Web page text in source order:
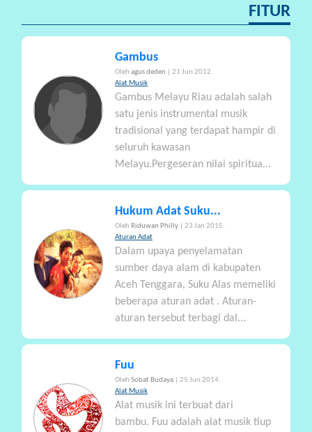
FITUR
Gambus
Oleh agus deden
| 21 Jun 2012.
Alat Musik
Gambus Melayu Riau adalah salah
satu jenis instrumental musik
tradisional yang terdapat hampir di
seluruh kawasan
Melayu.Pergeseran nilai spiritua...
Hukum Adat Suku...
Oleh Riduwan Philly
| 23 Jan 2015.
Aturan Adat
Dalam upaya penyelamatan
sumber daya alam di kabupaten
Aceh Tenggara, Suku Alas memeliki
beberapa aturan adat . Aturan-
aturan tersebut terbagi dal...
Fuu
Oleh Sobat Budaya
| 25 Jun 2014.
Alat Musik
Alat musik ini terbuat dari
bambu. Fuu adalah alat musik tiup